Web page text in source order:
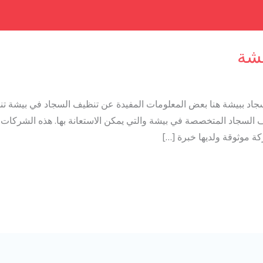
ببيشة هنا بعض المعلومات المفيدة عن تنظيف السجاد في
المتخصصة في بيشة والتي يمكن الاستعانة بها. هذه
موثوقة ولديها خبرة […]